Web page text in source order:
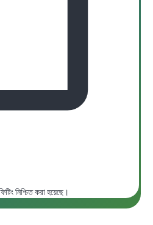
নিশ্চিত করা হয়েছে।